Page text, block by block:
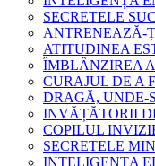
SECRETELE
ANTRENEAZĂ-
ATITUDINEA
ÎMBLÂNZIREA
CURAJUL DE A
DRAGĂ, UNDE-
INVĂȚĂTORII
COPILUL
SECRETELE
INTELIGENȚA